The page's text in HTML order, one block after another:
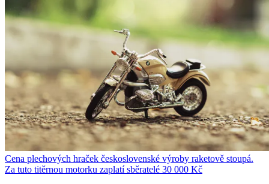
Cena plechových hraček československé výroby raketově stoupá.
Za tuto titěrnou motorku zaplatí sběratelé 30 000 Kč